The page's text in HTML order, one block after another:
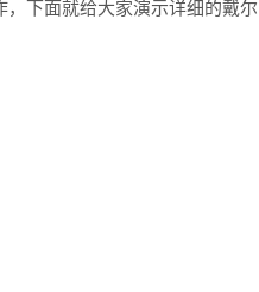
下面就给大家演示详细的戴尔